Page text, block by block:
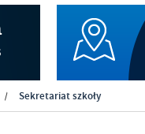
/ Sekretariat szkoły